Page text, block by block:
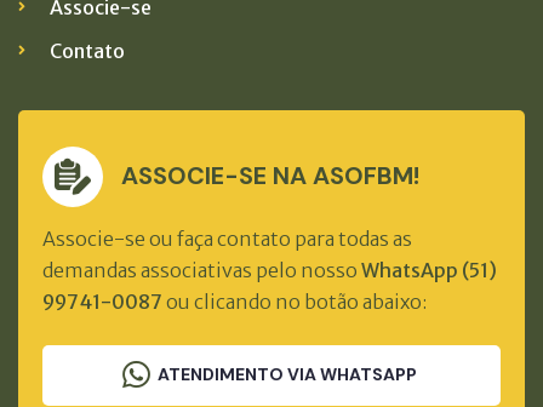
Associe-se
Contato
ASSOCIE-SE NA ASOFBM!
Associe-se ou faça contato para todas as
demandas associativas pelo nosso WhatsApp (51)
99741-0087 ou clicando no botão abaixo:
ATENDIMENTO VIA WHATSAPP